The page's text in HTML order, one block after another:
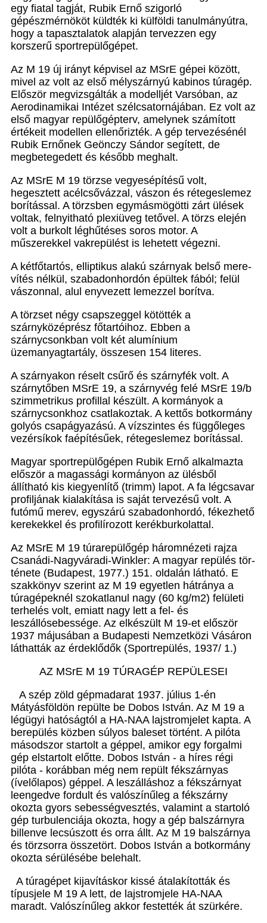
egy fiatal tagját, Rubik Ernő szigorló
gépészmérnököt küldték ki külföldi tanul­mányútra,
hogy a tapasztalatok alapján tervezzen egy
korszerű sportrepülőgépet.
Az M 19 új irányt képvisel az MSrE gépei között,
mivel az volt az első mélyszárnyú kabinos túragép.
Először megvizsgálták a modelljét Varsóban, az
Aero­dinamikai Intézet szélcsatornájában. Ez volt az
első magyar repülőgépterv, amelynek számított
értékeit modellen ellenőrizték. A gép tervezésénél
Rubik Ernő­nek Geönczy Sándor segített, de
megbetegedett és később meghalt.
Az MSrE M 19 törzse vegyesépítésű volt,
hegesztett acélcsővázzal, vászon és rétegeslemez
borítással. A törzs­ben egymásmögötti zárt ülések
voltak, felnyitható plexi­üveg tetővel. A törzs elején
volt a burkolt léghűtéses so­ros motor. A
műszerekkel vakrepülést is lehetett vé­gezni.
A kétfőtartós, elliptikus alakú szárnyak belső mere­
vítés nélkül, szabadonhordón épültek fából; felül
vá­szonnal, alul enyvezett lemezzel borítva.
A törzset négy csapszeggel kötötték a
szárnyközép­rész főtartóihoz. Ebben a
szárnycsonkban volt két alumínium
üzemanyagtartály, összesen 154 literes.
A szárnyakon réselt csűrő és szárnyfék volt. A
szárny­tőben MSrE 19, a szárnyvég felé MSrE 19/b
szimmetri­kus profillal készült. A kormányok a
szárnycsonkhoz csatlakoztak. A kettős botkormány
golyós csapágya­zású. A vízszintes és függőleges
vezérsíkok faépítésűek, rétegeslemez borítással.
Magyar sportrepülőgépen Rubik Ernő alkalmazta
először a magassági kormányon az ülésből
állítható kis kiegyenlítő (trimm) lapot. A fa légcsavar
profiljának kialakítása is saját tervezésű volt. A
futómű merev, egyszárú szabadonhordó, fékezhető
kerekekkel és profilírozott kerékburkolattal.
Az MSrE M 19 túrarepülőgép háromnézeti rajza
Csanádi-Nagyváradi-Winkler: A magyar repülés tör­
ténete (Budapest, 1977.) 151. oldalán látható. E
szak­könyv szerint az M 19 egyetlen hátránya a
túragépek­nél szokatlanul nagy (60 kg/m2) felületi
terhelés volt, emiatt nagy lett a fel- és
leszállósebessége. Az elkészült M 19-et először
1937 májusában a Budapesti Nemzet­közi Vásáron
láthatták az érdeklődők (Sportrepülés, 1937/ 1.)
AZ MSrE M 19 TÚRAGÉP REPÜLESEI
A szép zöld gépmadarat 1937. július 1-én
Mátyás­földön repülte be Dobos István. Az M 19 a
légügyi hatóságtól a HA-NAA lajstromjelet kapta. A
berepü­lés közben súlyos baleset történt. A pilóta
másodszor startolt a géppel, amikor egy forgalmi
gép elstartolt előtte. Dobos István - a híres régi
pilóta - korábban még nem repült fékszárnyas
(ívelőlapos) géppel. A le­szálláshoz a fékszárnyat
leengedve fordult és valószí­nűleg a fékszárny
okozta gyors sebességvesztés, vala­mint a startoló
gép turbulenciája okozta, hogy a gép balszárnyra
billenve lecsúszott és orra állt. Az M 19 balszárnya
és törzsorra összetört. Dobos István a botkor­mány
okozta sérülésébe belehalt.
A túragépet kijavításkor kissé átalakították és
típus­jele M 19 A lett, de lajstromjele HA-NAA
maradt. Valószínűleg akkor festették át szürkére.